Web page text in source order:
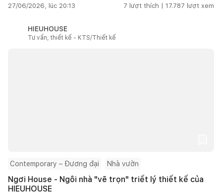
27/06/2026, lúc 20:13 7 lượt thích | 17.787 lượt xem
HIEUHOUSE
Tư vấn, thiết kế - KTS/Thiết kế
Contemporary – Đương đại Nhà vườn
Ngơi House - Ngôi nhà "vẽ trọn" triết lý thiết kế của
HIEUHOUSE